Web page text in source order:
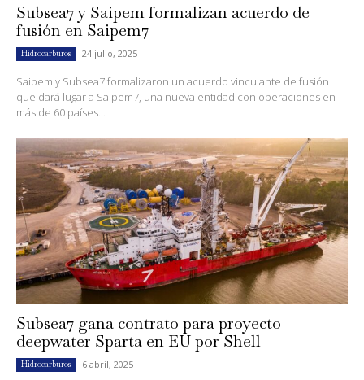
Subsea7 y Saipem formalizan acuerdo de
fusión en Saipem7
Hidrocarburos 24 julio, 2025
Saipem y Subsea7 formalizaron un acuerdo vinculante de fusión
que dará lugar a Saipem7, una nueva entidad con operaciones en
más de 60 países...
Subsea7 gana contrato para proyecto
deepwater Sparta en EU por Shell
Hidrocarburos 6 abril, 2025